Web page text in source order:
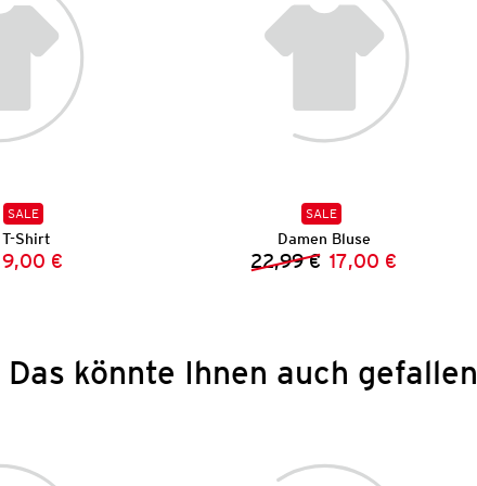
SALE
Shirt
Vorheriger Preis:
Neuer Preis:
9,00 €
SALE
Damen Bluse
Vorheriger Preis:
22,99 € Neuer Preis:
17,00 €
Das könnte Ihnen auch gefallen